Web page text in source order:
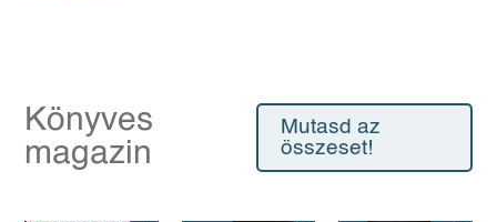
Könyves
magazin
Mutasd az
összeset!